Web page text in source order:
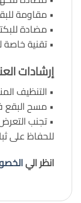
• مقاومة
• مضادة
• تقنية خاصة
إرشادات
• التنظيف
• مسح
• تجنب
للحفاظ على
انظر الي